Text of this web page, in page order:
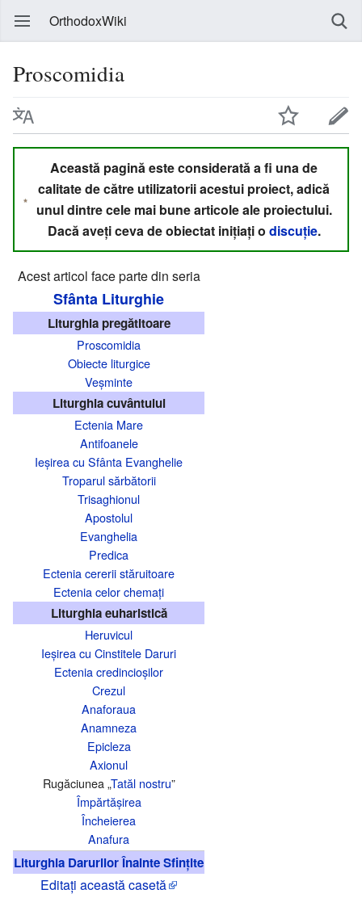
OrthodoxWiki
Proscomidia
Această pagină este considerată a fi una de
calitate de către utilizatorii acestui proiect, adică
unul dintre cele mai bune articole ale proiectului.
Dacă aveți ceva de obiectat inițiați o discuție.
Acest articol face parte din seria
Sfânta Liturghie
Liturghia pregătitoare
Proscomidia
Obiecte liturgice
Veșminte
Liturghia cuvântului
Ectenia Mare
Antifoanele
Ieșirea cu Sfânta Evanghelie
Troparul sărbătorii
Trisaghionul
Apostolul
Evanghelia
Predica
Ectenia cererii stăruitoare
Ectenia celor chemați
Liturghia euharistică
Heruvicul
Ieșirea cu Cinstitele Daruri
Ectenia credincioșilor
Crezul
Anaforaua
Anamneza
Epicleza
Axionul
Rugăciunea „Tatăl nostru”
Împărtășirea
Încheierea
Anafura
Liturghia Darurilor Înainte Sfințite
Editați această casetă